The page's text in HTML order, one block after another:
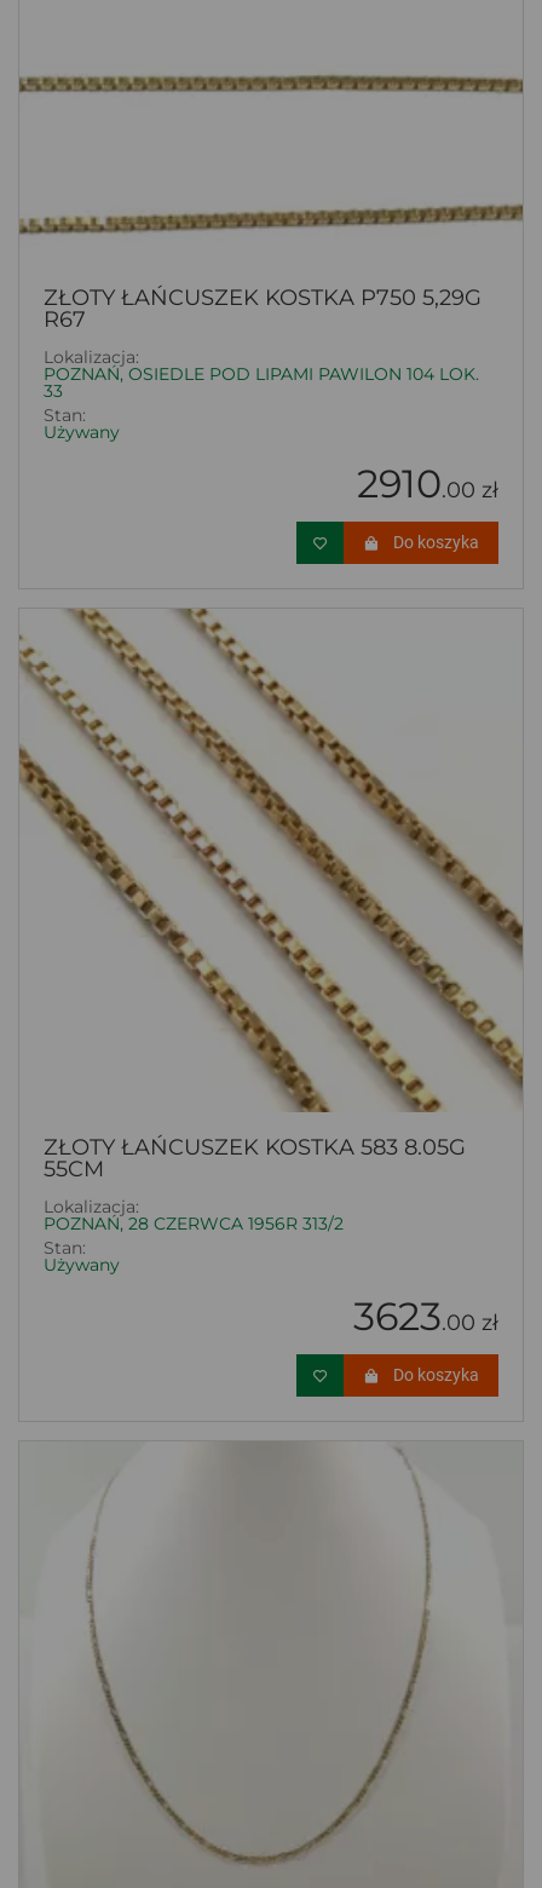
ZŁOTY ŁAŃCUSZEK KOSTKA P750 5,29G
R67
Lokalizacja:
POZNAŃ, OSIEDLE POD LIPAMI PAWILON 104 LOK.
33
Stan:
Używany
2910.00 zł
Do koszyka
ZŁOTY ŁAŃCUSZEK KOSTKA 583 8.05G
55CM
Lokalizacja:
POZNAŃ, 28 CZERWCA 1956R 313/2
Stan:
Używany
3623.00 zł
Do koszyka